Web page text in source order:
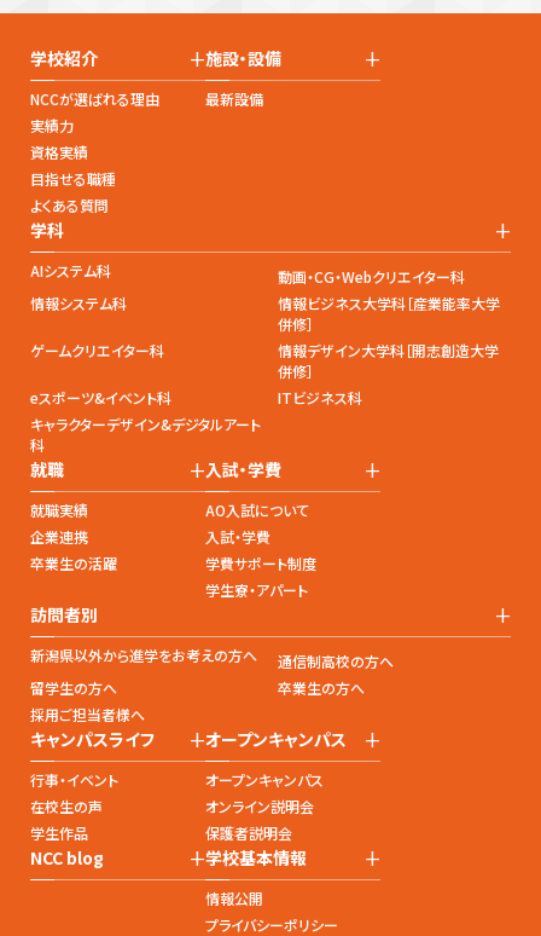
学校紹介 +
NCCが選ばれる理由
実績力
資格実績
目指せる職種
よくある質問
施設・設備 +
最新設備
学科 +
AIシステム科
動画・CG・Webクリエイター科
情報システム科
情報ビジネス大学科［産業能率大学
併修］
ゲームクリエイター科
情報デザイン大学科［開志創造大学
併修］
eスポーツ&イベント科
ITビジネス科
キャラクターデザイン&デジタルアート
科
就職 +
就職実績
企業連携
卒業生の活躍
入試・学費 +
AO入試について
入試・学費
学費サポート制度
学生寮・アパート
訪問者別 +
新潟県以外から進学をお考えの方へ
通信制高校の方へ
留学生の方へ
卒業生の方へ
採用ご担当者様へ
キャンパスライフ +
行事・イベント
在校生の声
学生作品
オープンキャンパス +
オープンキャンパス
オンライン説明会
保護者説明会
NCC blog +学校基本情報 +
情報公開
プライバシーポリシー